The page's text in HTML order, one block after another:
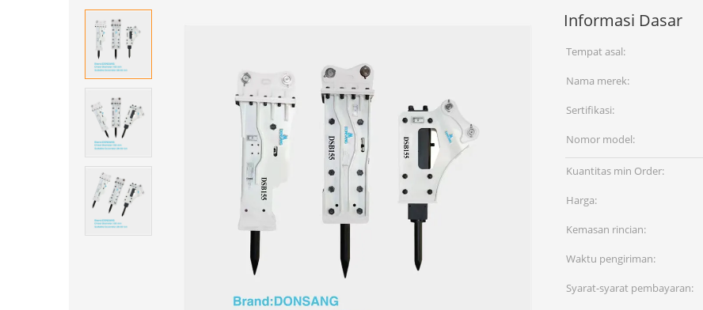
Informasi Dasar
Tempat asal:
Nama merek:
Sertifikasi:
Nomor model:
Kuantitas min Order:
Harga:
Kemasan rincian:
Waktu pengiriman:
Syarat-syarat pembayaran: